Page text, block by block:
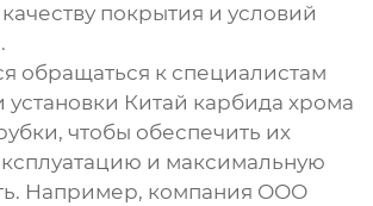
покрытия и условий
обращаться к специалистам
Китай карбида хрома
, чтобы обеспечить их
и максимальную
Например, компания ООО